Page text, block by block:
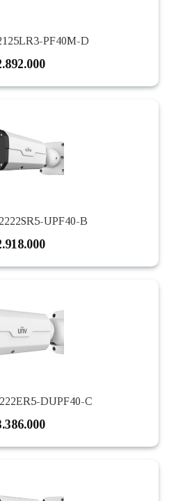
PF40M-D
UPF40-B
DUPF40-C